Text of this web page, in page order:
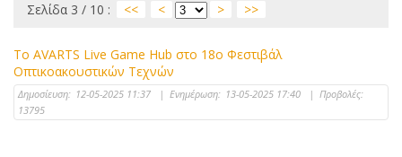
Σελίδα 3 / 10 : << < > >>
Το AVARTS Live Game Hub στο 18ο Φεστιβάλ
Οπτικοακουστικών Τεχνών
Δημοσίευση: 12-05-2025 11:37 | Ενημέρωση: 13-05-2025 17:40 | Προβολές:
13795